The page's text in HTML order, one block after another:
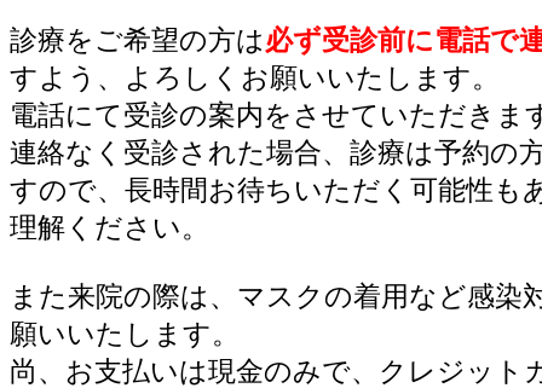
診療をご希望の方は必ず受診前に電話で
すよう、よろしくお願いいたします。
電話にて受診の案内をさせていただきま
連絡なく受診された場合、診療は予約の
すので、長時間お待ちいただく可能性も
理解ください。
また来院の際は、マスクの着用など感染
願いいたします。
尚、お支払いは現金のみで、クレジット